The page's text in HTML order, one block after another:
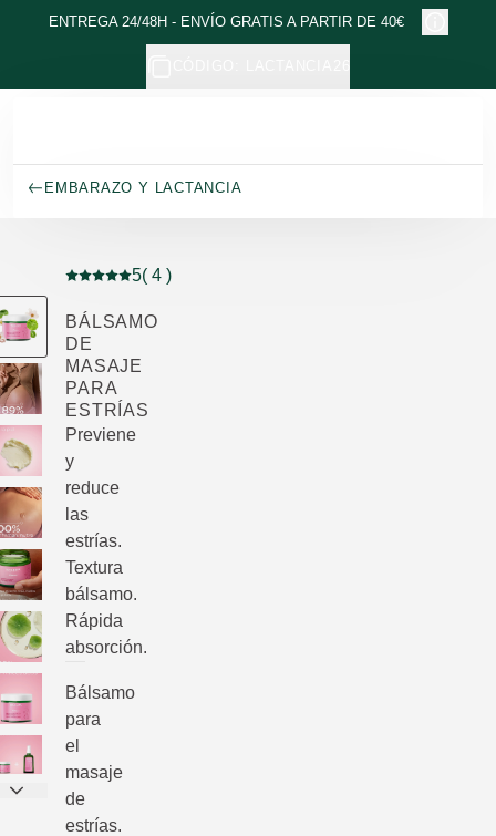
Ir al contenido principal
ENTREGA 24/48H - ENVÍO GRATIS A PARTIR DE 40€
EMBARAZO Y LACTANCIA
Puntuación: 5 / 5 estrellas 4 valoraciones de usuarios
5( 4 )
BÁLSAMO
DE
MASAJE
PARA
ESTRÍAS
Previene
y
reduce
las
estrías.
Textura
bálsamo.
Rápida
absorción.
Bálsamo
para
el
masaje
de
estrías.